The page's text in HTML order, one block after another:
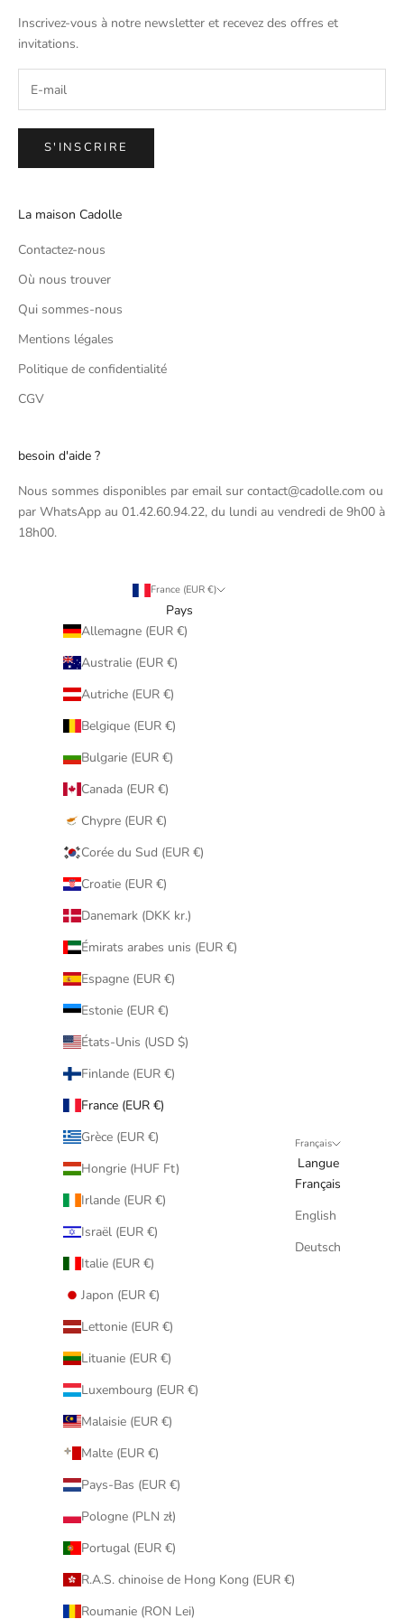
Inscrivez-vous à notre newsletter et recevez des offres et
invitations.
S'INSCRIRE
La maison Cadolle
Contactez-nous
Où nous trouver
Qui sommes-nous
Mentions légales
Politique de confidentialité
CGV
besoin d'aide ?
Nous sommes disponibles par email sur contact@cadolle.com ou
par WhatsApp au 01.42.60.94.22, du lundi au vendredi de 9h00 à
18h00.
France (EUR €)
Pays
Allemagne (EUR €)
Australie (EUR €)
Autriche (EUR €)
Belgique (EUR €)
Bulgarie (EUR €)
Canada (EUR €)
Chypre (EUR €)
Corée du Sud (EUR €)
Croatie (EUR €)
Danemark (DKK kr.)
Émirats arabes unis (EUR €)
Espagne (EUR €)
Estonie (EUR €)
États-Unis (USD $)
Finlande (EUR €)
France (EUR €)
Grèce (EUR €)
Hongrie (HUF Ft)
Irlande (EUR €)
Israël (EUR €)
Italie (EUR €)
Japon (EUR €)
Lettonie (EUR €)
Lituanie (EUR €)
Luxembourg (EUR €)
Malaisie (EUR €)
Malte (EUR €)
Pays-Bas (EUR €)
Pologne (PLN zł)
Portugal (EUR €)
R.A.S. chinoise de Hong Kong (EUR €)
Roumanie (RON Lei)
Français
Langue
Français
English
Deutsch